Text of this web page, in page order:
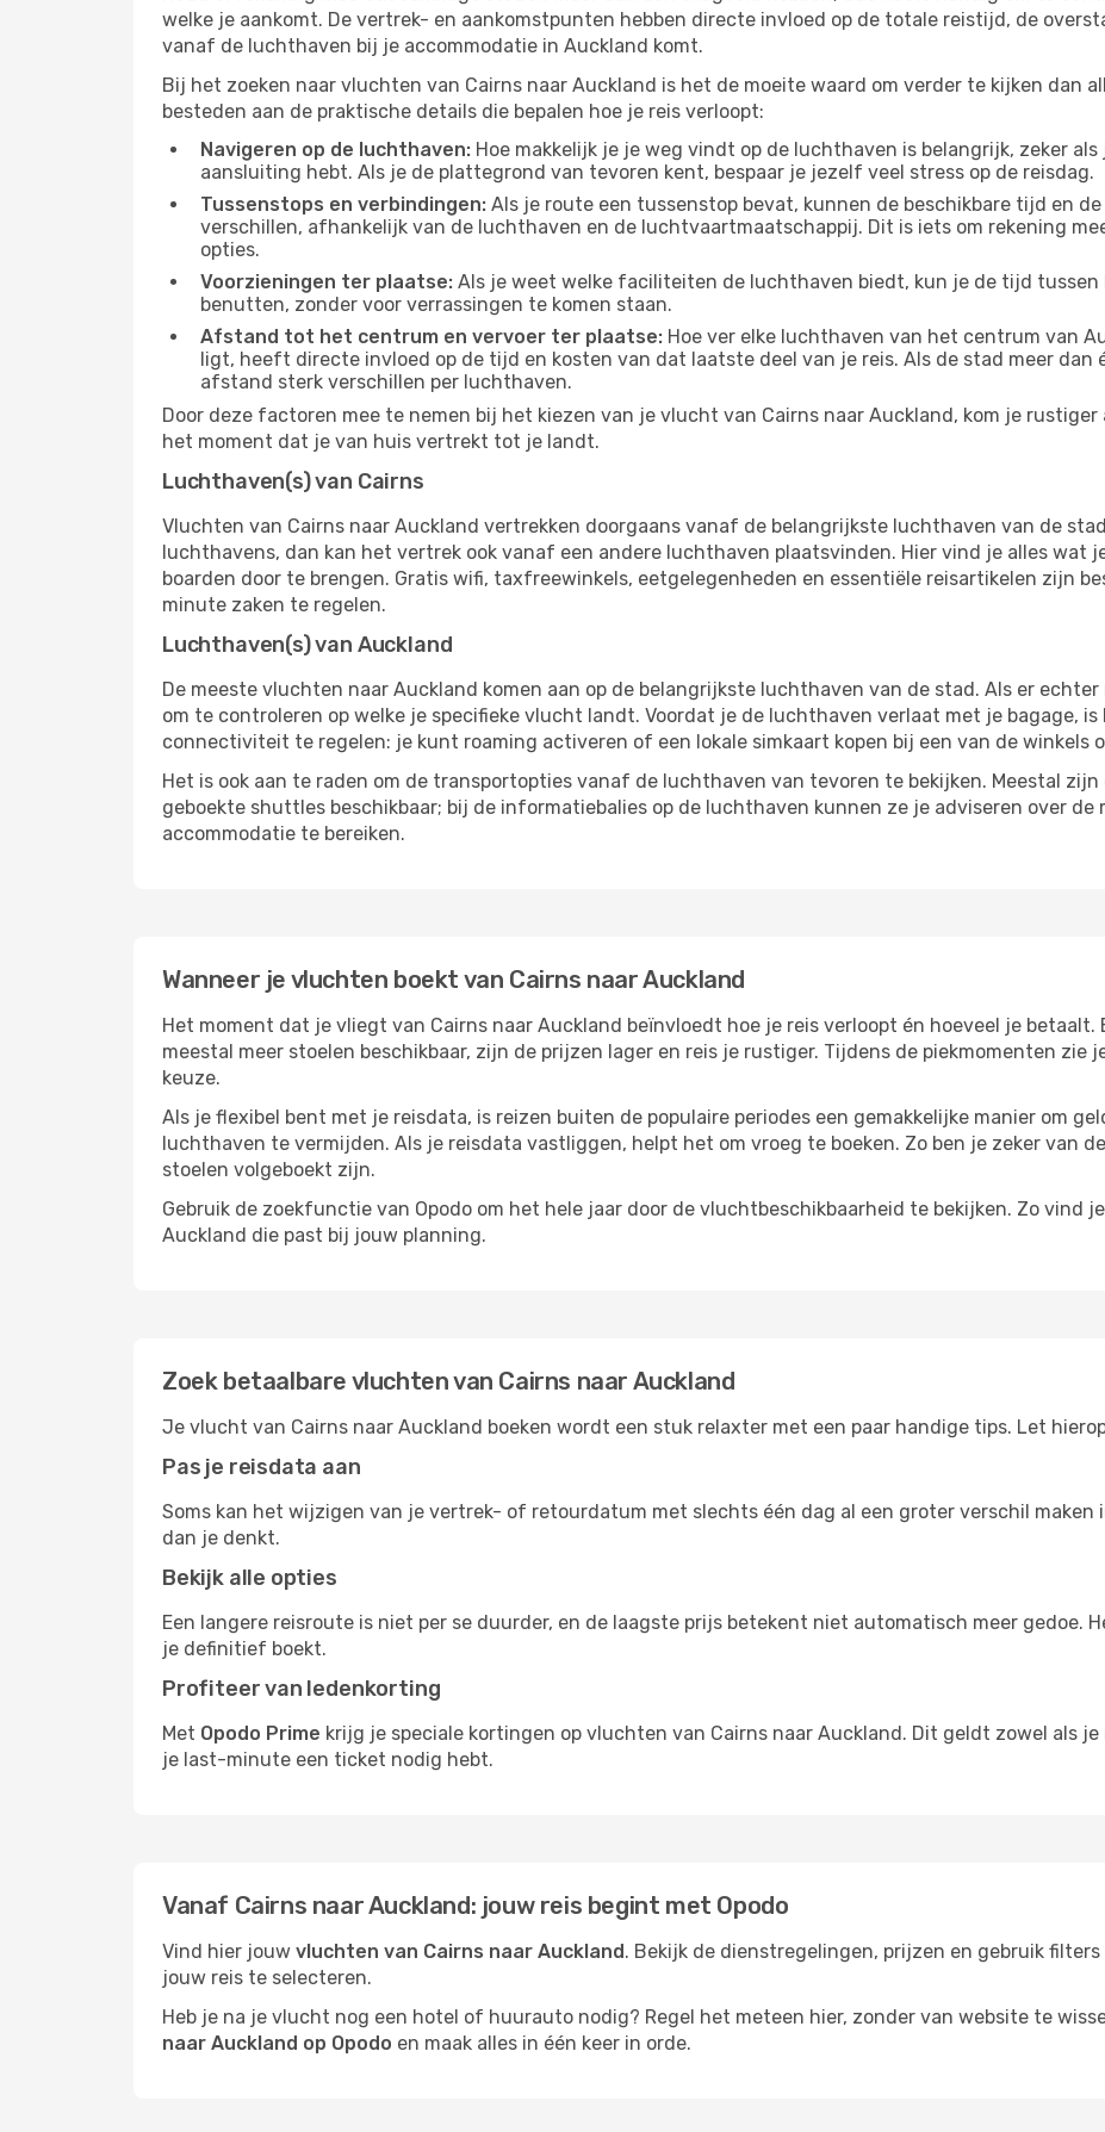
welke je aankomt. De vertrek- en aankomstpunten hebben directe invloed op de totale reistijd, de
vanaf de luchthaven bij je accommodatie in Auckland komt.
Bij het zoeken naar vluchten van Cairns naar Auckland is het de moeite waard om verder te kijken dan
besteden aan de praktische details die bepalen hoe je reis verloopt:
Navigeren op de luchthaven: Hoe makkelijk je je weg vindt op de luchthaven is belangrijk, zeker
aansluiting hebt. Als je de plattegrond van tevoren kent, bespaar je jezelf veel stress op de reisdag.
Tussenstops en verbindingen: Als je route een tussenstop bevat, kunnen de beschikbare tijd en
verschillen, afhankelijk van de luchthaven en de luchtvaartmaatschappij. Dit is iets om rekening
opties.
Voorzieningen ter plaatse: Als je weet welke faciliteiten de luchthaven biedt, kun je de tijd
benutten, zonder voor verrassingen te komen staan.
Afstand tot het centrum en vervoer ter plaatse: Hoe ver elke luchthaven van het centrum van
ligt, heeft directe invloed op de tijd en kosten van dat laatste deel van je reis. Als de stad meer dan
afstand sterk verschillen per luchthaven.
Door deze factoren mee te nemen bij het kiezen van je vlucht van Cairns naar Auckland, kom je
het moment dat je van huis vertrekt tot je landt.
Luchthaven(s) van Cairns
Vluchten van Cairns naar Auckland vertrekken doorgaans vanaf de belangrijkste luchthaven van de
luchthavens, dan kan het vertrek ook vanaf een andere luchthaven plaatsvinden. Hier vind je alles wat
boarden door te brengen. Gratis wifi, taxfreewinkels, eetgelegenheden en essentiële reisartikelen zijn
minute zaken te regelen.
Luchthaven(s) van Auckland
De meeste vluchten naar Auckland komen aan op de belangrijkste luchthaven van de stad. Als er
om te controleren op welke je specifieke vlucht landt. Voordat je de luchthaven verlaat met je bagage,
connectiviteit te regelen: je kunt roaming activeren of een lokale simkaart kopen bij een van de winkels
Het is ook aan te raden om de transportopties vanaf de luchthaven van tevoren te bekijken. Meestal
geboekte shuttles beschikbaar; bij de informatiebalies op de luchthaven kunnen ze je adviseren over de
accommodatie te bereiken.
Wanneer je vluchten boekt van Cairns naar Auckland
Het moment dat je vliegt van Cairns naar Auckland beïnvloedt hoe je reis verloopt én hoeveel je
meestal meer stoelen beschikbaar, zijn de prijzen lager en reis je rustiger. Tijdens de piekmomenten zie
keuze.
Als je flexibel bent met je reisdata, is reizen buiten de populaire periodes een gemakkelijke manier om
luchthaven te vermijden. Als je reisdata vastliggen, helpt het om vroeg te boeken. Zo ben je zeker van
stoelen volgeboekt zijn.
Gebruik de zoekfunctie van Opodo om het hele jaar door de vluchtbeschikbaarheid te bekijken. Zo vind
Auckland die past bij jouw planning.
Zoek betaalbare vluchten van Cairns naar Auckland
Je vlucht van Cairns naar Auckland boeken wordt een stuk relaxter met een paar handige tips. Let
Pas je reisdata aan
Soms kan het wijzigen van je vertrek- of retourdatum met slechts één dag al een groter verschil maken
dan je denkt.
Bekijk alle opties
Een langere reisroute is niet per se duurder, en de laagste prijs betekent niet automatisch meer gedoe.
je definitief boekt.
Profiteer van ledenkorting
Met Opodo Prime krijg je speciale kortingen op vluchten van Cairns naar Auckland. Dit geldt zowel als
je last-minute een ticket nodig hebt.
Vanaf Cairns naar Auckland: jouw reis begint met Opodo
Vind hier jouw vluchten van Cairns naar Auckland. Bekijk de dienstregelingen, prijzen en gebruik
jouw reis te selecteren.
Heb je na je vlucht nog een hotel of huurauto nodig? Regel het meteen hier, zonder van website te
naar Auckland op Opodo en maak alles in één keer in orde.